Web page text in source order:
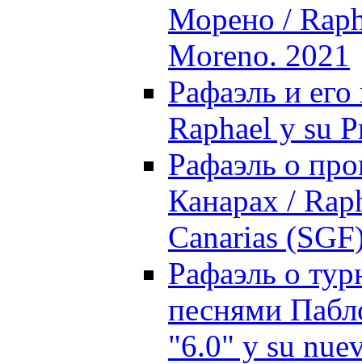
Морено /
Moreno. 2021
Рафаэль и
Raphael y su
Рафаэль о
Канарах /
Canarias
Рафаэль о
песнями
"6.0" y su